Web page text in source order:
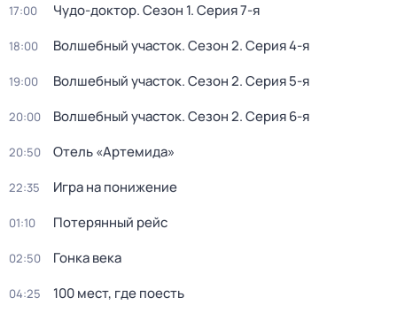
17:00 Чудо-доктор. Сезон 1. Серия 7-я
18:00 Волшебный участок. Сезон 2. Серия 4-я
19:00 Волшебный участок. Сезон 2. Серия 5-я
20:00 Волшебный участок. Сезон 2. Серия 6-я
20:50 Отель «Артемида»
22:35 Игра на понижение
01:10 Потерянный рейс
02:50 Гонка века
04:25 100 мест, где поесть